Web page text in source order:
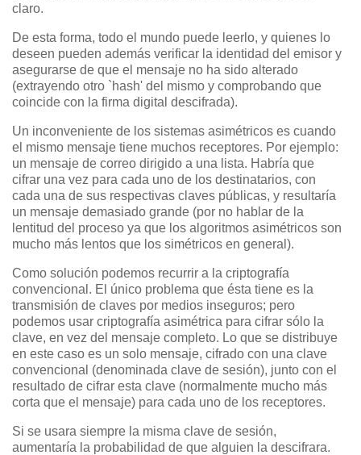
claro.
De esta forma, todo el mundo puede leerlo, y quienes lo
deseen pueden además verificar la identidad del emisor y
asegurarse de que el mensaje no ha sido alterado
(extrayendo otro `hash' del mismo y comprobando que
coincide con la firma digital descifrada).
Un inconveniente de los sistemas asimétricos es cuando
el mismo mensaje tiene muchos receptores. Por ejemplo:
un mensaje de correo dirigido a una lista. Habría que
cifrar una vez para cada uno de los destinatarios, con
cada una de sus respectivas claves públicas, y resultaría
un mensaje demasiado grande (por no hablar de la
lentitud del proceso ya que los algoritmos asimétricos son
mucho más lentos que los simétricos en general).
Como solución podemos recurrir a la criptografía
convencional. El único problema que ésta tiene es la
transmisión de claves por medios inseguros; pero
podemos usar criptografía asimétrica para cifrar sólo la
clave, en vez del mensaje completo. Lo que se distribuye
en este caso es un solo mensaje, cifrado con una clave
convencional (denominada clave de sesión), junto con el
resultado de cifrar esta clave (normalmente mucho más
corta que el mensaje) para cada uno de los receptores.
Si se usara siempre la misma clave de sesión,
aumentaría la probabilidad de que alguien la descifrara.